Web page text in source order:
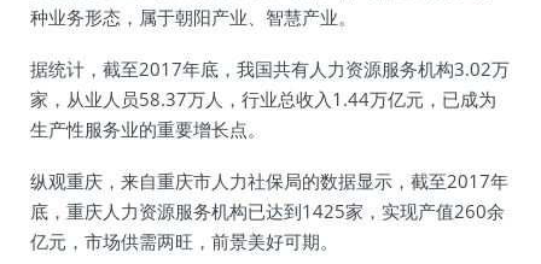
种业务形态，属于朝阳产业、智慧产业。
据统计，截至2017年底，我国共有人力资源服务机构3.02万
家，从业人员58.37万人，行业总收入1.44万亿元，已成为
生产性服务业的重要增长点。
纵观重庆，来自重庆市人力社保局的数据显示，截至2017年
底，重庆人力资源服务机构已达到1425家，实现产值260余
亿元，市场供需两旺，前景美好可期。